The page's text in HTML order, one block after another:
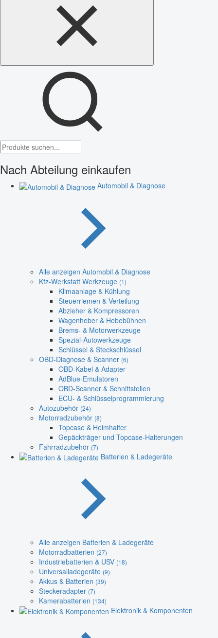
Nach Abteilung einkaufen
Automobil & Diagnose
Alle anzeigen Automobil & Diagnose
Kfz-Werkstatt Werkzeuge (1)
Klimaanlage & Kühlung
Steuerriemen & Verteilung
Abzieher & Kompressoren
Wagenheber & Hebebühnen
Brems- & Motorwerkzeuge
Spezial-Autowerkzeuge
Schlüssel & Steckschlüssel
OBD-Diagnose & Scanner (6)
OBD-Kabel & Adapter
AdBlue-Emulatoren
OBD-Scanner & Schnittstellen
ECU- & Schlüsselprogrammierung
Autozubehör (24)
Motorradzubehör (8)
Topcase & Helmhalter
Gepäckträger und Topcase-Halterungen
Fahrradzubehör (7)
Batterien & Ladegeräte
Alle anzeigen Batterien & Ladegeräte
Motorradbatterien (27)
Industriebatterien & USV (18)
Universalladegeräte (9)
Akkus & Batterien (39)
Steckeradapter (7)
Kamerabatterien (134)
Elektronik & Komponenten